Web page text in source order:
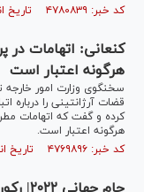
کد خبر: ۴۷۸۰۸۳۹ تاریخ انتشار : ۱۴۰۳/۰۴/۱۰
کنعانی: اتهامات در
هرگونه اعتبار است
سخنگوی وزارت امور خارجه
قضات آرژانتینی را درباره
کرده و گفت که اتهامات
هرگونه اعتبار است.
کد خبر: ۴۷۶۹۸۹۶ تاریخ انتشار : ۱۴۰۳/۰۲/۰۵